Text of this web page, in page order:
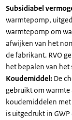
Subsidiabel
warmtepomp,
warmtepomp om
afwijken van het
de fabrikant. RVO
het bepalen van het
Koudemiddel: De
gebruikt om warmte
koudemiddelen
is uitgedrukt in